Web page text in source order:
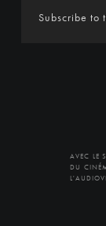
AVEC LE
DU